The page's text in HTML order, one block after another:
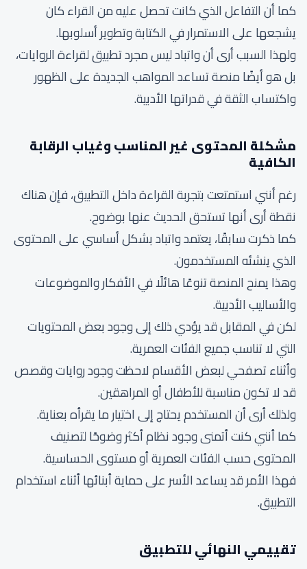
كما أن التفاعل الذي كانت تحصل عليه من القراء كان
يشجعها على الاستمرار في الكتابة وتطوير أسلوبها.
ولهذا السبب أرى أن واتباد ليس مجرد تطبيق لقراءة الروايات،
بل هو أيضًا منصة تساعد المواهب الجديدة على الظهور
واكتساب الثقة في قدراتها الأدبية.
مشكلة المحتوى غير المناسب وغياب الرقابة
الكافية
رغم أنني استمتعت بتجربة القراءة داخل التطبيق، فإن هناك
نقطة أرى أنها تستحق الحديث عنها بوضوح.
كما ذكرت سابقًا، يعتمد واتباد بشكل أساسي على المحتوى
الذي ينشئه المستخدمون.
وهذا يمنح المنصة تنوعًا هائلًا في الأفكار والموضوعات
والأساليب الأدبية.
لكن في المقابل قد يؤدي ذلك إلى وجود بعض المحتويات
التي لا تناسب جميع الفئات العمرية.
وأثناء تصفحي لبعض الأقسام لاحظت وجود روايات وقصص
قد لا تكون مناسبة للأطفال أو المراهقين.
ولذلك أرى أن المستخدم يحتاج إلى اختيار ما يقرأه بعناية.
كما أنني كنت أتمنى وجود نظام أكثر وضوحًا لتصنيف
المحتوى حسب الفئات العمرية أو مستوى الحساسية.
فهذا الأمر قد يساعد الأسر على حماية أبنائها أثناء استخدام
التطبيق.
تقييمي النهائي للتطبيق